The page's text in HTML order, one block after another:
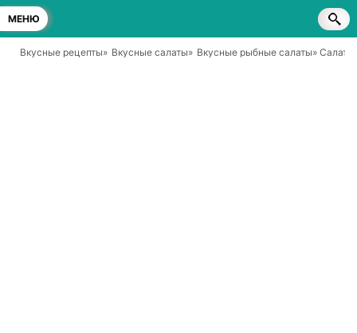
МЕНЮ
Вкусные рецепты» Вкусные салаты» Вкусные рыбные салаты» Салат